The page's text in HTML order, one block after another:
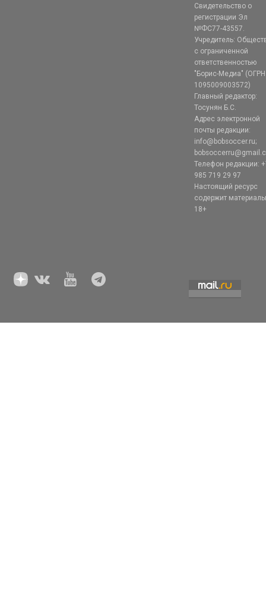
Свидетельство о
регистрации Эл
№ФС77-43557.
Учредитель:
с ограниченной
ответственностью
"Борис-Медиа" (ОГРН
1095009003572)
Главный редактор:
Тосунян Б.С.
Адрес электронной
почты редакции:
info@bobsoccer.ru;
Телефон редакции:
985 719 29 97
Настоящий ресурс
содержит
18+